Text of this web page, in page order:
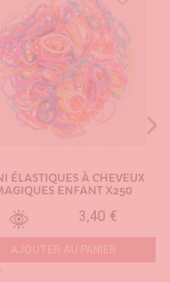
ÉLASTIQUES À CHEVEUX
ENFANT X250
3,40 €
AJOUTER AU PANIER